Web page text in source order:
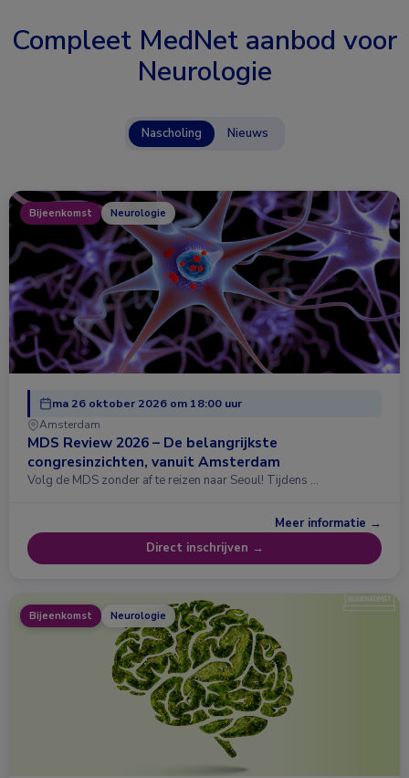
Compleet MedNet aanbod voor
Neurologie
Nascholing Nieuws
Bijeenkomst Neurologie
ma 26 oktober 2026 om 18:00 uur
Amsterdam
MDS Review 2026 – De belangrijkste
congresinzichten, vanuit Amsterdam
Volg de MDS zonder af te reizen naar Seoul! Tijdens …
Meer informatie →
Direct inschrijven →
Bijeenkomst Neurologie